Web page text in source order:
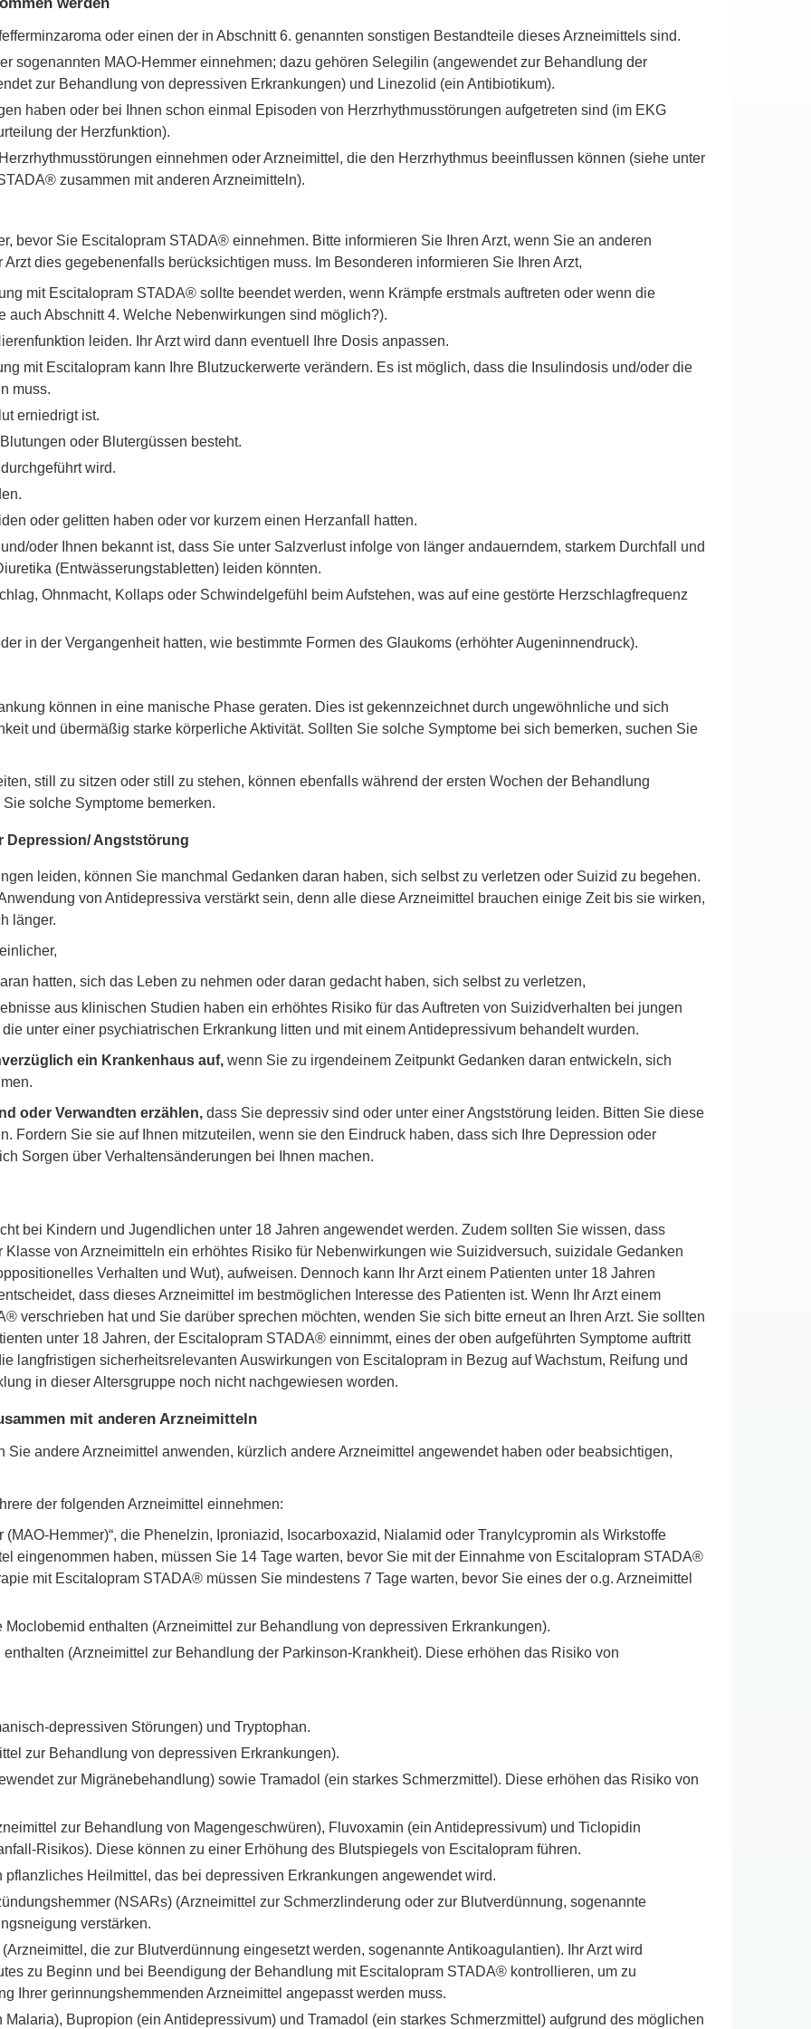
oder einen der in Abschnitt 6. genannten sonstigen Bestandteile dieses Arzneimittels sind.
sogenannten MAO-Hemmer einnehmen; dazu gehören Selegilin (angewendet zur Behandlung der
zur Behandlung von depressiven Erkrankungen) und Linezolid (ein Antibiotikum).
haben oder bei Ihnen schon einmal Episoden von Herzrhythmusstörungen aufgetreten sind (im EKG
der Herzfunktion).
einnehmen oder Arzneimittel, die den Herzrhythmus beeinflussen können (siehe unter
zusammen mit anderen Arzneimitteln).
bevor Sie Escitalopram STADA® einnehmen. Bitte informieren Sie Ihren Arzt, wenn Sie an anderen
dies gegebenenfalls berücksichtigen muss. Im Besonderen informieren Sie Ihren Arzt,
mit Escitalopram STADA® sollte beendet werden, wenn Krämpfe erstmals auftreten oder wenn die
auch Abschnitt 4. Welche Nebenwirkungen sind möglich?).
leiden. Ihr Arzt wird dann eventuell Ihre Dosis anpassen.
mit Escitalopram kann Ihre Blutzuckerwerte verändern. Es ist möglich, dass die Insulindosis und/oder die
muss.
erniedrigt ist.
oder Blutergüssen besteht.
wird.
oder gelitten haben oder vor kurzem einen Herzanfall hatten.
oder Ihnen bekannt ist, dass Sie unter Salzverlust infolge von länger andauerndem, starkem Durchfall und
(Entwässerungstabletten) leiden könnten.
Ohnmacht, Kollaps oder Schwindelgefühl beim Aufstehen, was auf eine gestörte Herzschlagfrequenz
in der Vergangenheit hatten, wie bestimmte Formen des Glaukoms (erhöhter Augeninnendruck).
können in eine manische Phase geraten. Dies ist gekennzeichnet durch ungewöhnliche und sich
und übermäßig starke körperliche Aktivität. Sollten Sie solche Symptome bei sich bemerken, suchen Sie
still zu sitzen oder still zu stehen, können ebenfalls während der ersten Wochen der Behandlung
solche Symptome bemerken.
Depression/ Angststörung
leiden, können Sie manchmal Gedanken daran haben, sich selbst zu verletzen oder Suizid zu begehen.
von Antidepressiva verstärkt sein, denn alle diese Arzneimittel brauchen einige Zeit bis sie wirken,
länger.
hatten, sich das Leben zu nehmen oder daran gedacht haben, sich selbst zu verletzen,
aus klinischen Studien haben ein erhöhtes Risiko für das Auftreten von Suizidverhalten bei jungen
unter einer psychiatrischen Erkrankung litten und mit einem Antidepressivum behandelt wurden.
ein Krankenhaus auf, wenn Sie zu irgendeinem Zeitpunkt Gedanken daran entwickeln, sich
oder Verwandten erzählen, dass Sie depressiv sind oder unter einer Angststörung leiden. Bitten Sie diese
Fordern Sie sie auf Ihnen mitzuteilen, wenn sie den Eindruck haben, dass sich Ihre Depression oder
Sorgen über Verhaltensänderungen bei Ihnen machen.
bei Kindern und Jugendlichen unter 18 Jahren angewendet werden. Zudem sollten Sie wissen, dass
von Arzneimitteln ein erhöhtes Risiko für Nebenwirkungen wie Suizidversuch, suizidale Gedanken
Verhalten und Wut), aufweisen. Dennoch kann Ihr Arzt einem Patienten unter 18 Jahren
dass dieses Arzneimittel im bestmöglichen Interesse des Patienten ist. Wenn Ihr Arzt einem
verschrieben hat und Sie darüber sprechen möchten, wenden Sie sich bitte erneut an Ihren Arzt. Sie sollten
unter 18 Jahren, der Escitalopram STADA® einnimmt, eines der oben aufgeführten Symptome auftritt
langfristigen sicherheitsrelevanten Auswirkungen von Escitalopram in Bezug auf Wachstum, Reifung und
in dieser Altersgruppe noch nicht nachgewiesen worden.
mit anderen Arzneimitteln
Sie andere Arzneimittel anwenden, kürzlich andere Arzneimittel angewendet haben oder beabsichtigen,
der folgenden Arzneimittel einnehmen:
Hemmer)“, die Phenelzin, Iproniazid, Isocarboxazid, Nialamid oder Tranylcypromin als Wirkstoffe
eingenommen haben, müssen Sie 14 Tage warten, bevor Sie mit der Einnahme von Escitalopram STADA®
mit Escitalopram STADA® müssen Sie mindestens 7 Tage warten, bevor Sie eines der o.g. Arzneimittel
Moclobemid enthalten (Arzneimittel zur Behandlung von depressiven Erkrankungen).
(Arzneimittel zur Behandlung der Parkinson-Krankheit). Diese erhöhen das Risiko von
depressiven Störungen) und Tryptophan.
zur Behandlung von depressiven Erkrankungen).
zur Migränebehandlung) sowie Tramadol (ein starkes Schmerzmittel). Diese erhöhen das Risiko von
zur Behandlung von Magengeschwüren), Fluvoxamin (ein Antidepressivum) und Ticlopidin
Risikos). Diese können zu einer Erhöhung des Blutspiegels von Escitalopram führen.
Heilmittel, das bei depressiven Erkrankungen angewendet wird.
(NSARs) (Arzneimittel zur Schmerzlinderung oder zur Blutverdünnung, sogenannte
verstärken.
die zur Blutverdünnung eingesetzt werden, sogenannte Antikoagulantien). Ihr Arzt wird
zu Beginn und bei Beendigung der Behandlung mit Escitalopram STADA® kontrollieren, um zu
Ihrer gerinnungshemmenden Arzneimittel angepasst werden muss.
Bupropion (ein Antidepressivum) und Tramadol (ein starkes Schmerzmittel) aufgrund des möglichen